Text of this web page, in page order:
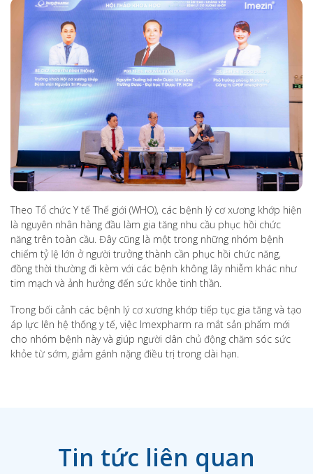
Theo Tổ chức Y tế Thế giới (WHO), các bệnh lý cơ xương khớp hiện
là nguyên nhân hàng đầu làm gia tăng nhu cầu phục hồi chức
năng trên toàn cầu. Đây cũng là một trong những nhóm bệnh
chiếm tỷ lệ lớn ở người trưởng thành cần phục hồi chức năng,
đồng thời thường đi kèm với các bệnh không lây nhiễm khác như
tim mạch và ảnh hưởng đến sức khỏe tinh thần.
Trong bối cảnh các bệnh lý cơ xương khớp tiếp tục gia tăng và tạo
áp lực lên hệ thống y tế, việc Imexpharm ra mắt sản phẩm mới
cho nhóm bệnh này và giúp người dân chủ động chăm sóc sức
khỏe từ sớm, giảm gánh nặng điều trị trong dài hạn.
Tin tức liên quan